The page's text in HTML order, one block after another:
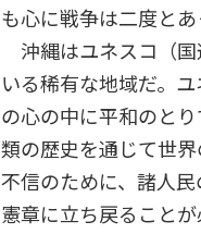
も心に戦争は二度と
沖縄はユネスコ（国
いる稀有な地域だ。
の心の中に平和のと
類の歴史を通じて世
不信のために、諸人
憲章に立ち戻ることが